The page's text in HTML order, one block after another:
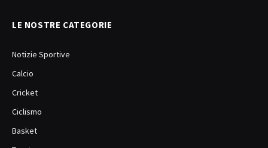
LE NOSTRE CATEGORIE
Notizie Sportive
Calcio
Cricket
Ciclismo
Basket